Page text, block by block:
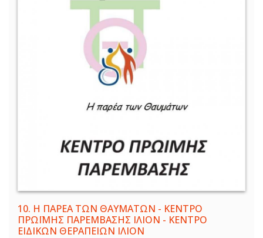
10. Η ΠΑΡΕΑ ΤΩΝ ΘΑΥΜΑΤΩΝ - ΚΕΝΤΡΟ
ΠΡΩΪΜΗΣ ΠΑΡΕΜΒΑΣΗΣ ΙΛΙΟΝ - ΚΕΝΤΡΟ
ΕΙΔΙΚΩΝ ΘΕΡΑΠΕΙΩΝ ΙΛΙΟΝ